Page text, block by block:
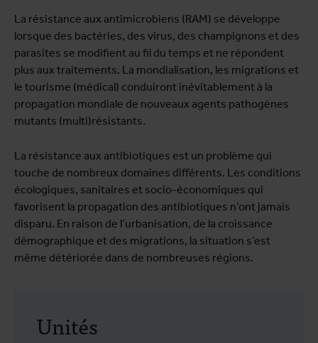
La résistance aux antimicrobiens (RAM) se développe
lorsque des bactéries, des virus, des champignons et des
parasites se modifient au fil du temps et ne répondent
plus aux traitements. La mondialisation, les migrations et
le tourisme (médical) conduiront inévitablement à la
propagation mondiale de nouveaux agents pathogènes
mutants (multi)résistants.
La résistance aux antibiotiques est un problème qui
touche de nombreux domaines différents. Les conditions
écologiques, sanitaires et socio-économiques qui
favorisent la propagation des antibiotiques n’ont jamais
disparu. En raison de l’urbanisation, de la croissance
démographique et des migrations, la situation s’est
même détériorée dans de nombreuses régions.
Unités